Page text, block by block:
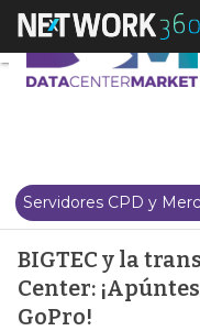
Servidores CPD y
BIGTEC y la
Center:
GoPro!